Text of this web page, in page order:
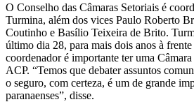
O Conselho das Câmaras Setoriais é
Turmina, além dos vices Paulo Roberto
Coutinho e Basílio Teixeira de Brito.
último dia 28, para mais dois anos à
coordenador é importante ter uma
ACP. “Temos que debater assuntos
o seguro, com certeza, é um de grande
paranaenses”, disse.